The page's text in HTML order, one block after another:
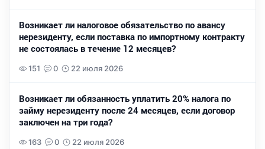
Возникает ли налоговое обязательство по авансу
нерезиденту, если поставка по импортному контракту
не состоялась в течение 12 месяцев?
151 0 22 июля 2026
Возникает ли обязанность уплатить 20% налога по
займу нерезиденту после 24 месяцев, если договор
заключен на три года?
163 0 22 июля 2026